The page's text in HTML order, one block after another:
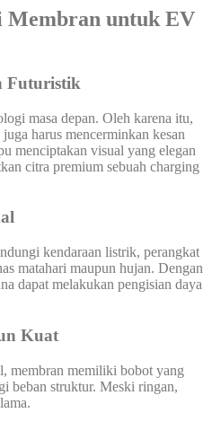
Membran untuk EV
Futuristik
masa depan. Oleh karena itu,
harus mencerminkan kesan
menciptakan visual yang elegan
citra premium sebuah charging
kendaraan listrik, perangkat
matahari maupun hujan. Dengan
dapat melakukan pengisian daya
Kuat
membran memiliki bobot yang
beban struktur. Meski ringan,